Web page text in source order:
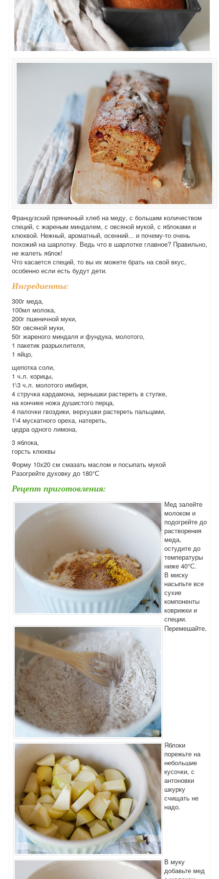
Французский пряничный хлеб на меду, с большим количеством
специй, с жареным миндалем, с овсяной мукой, с яблоками и
клюквой. Нежный, ароматный, осенний... и почему-то очень
похожий на шарлотку. Ведь что в шарлотке главное? Правильно,
не жалеть яблок!
Что касается специй, то вы их можете брать на свой вкус,
особенно если есть будут дети.
Ингредиенты:
300г меда,
100мл молока,
200г пшеничной муки,
50г овсяной муки,
50г жареного миндаля и фундука, молотого,
1 пакетик разрыхлителя,
1 яйцо,
щепотка соли,
1 ч.л. корицы,
1\3 ч.л. молотого имбиря,
4 стручка кардамона, зернышки растереть в ступке,
на кончике ножа душистого перца,
4 палочки гвоздики, верхушки растереть пальцами,
1\4 мускатного ореха, натереть,
цедра одного лимона,
3 яблока,
горсть клюквы
Форму 10х20 см смазать маслом и посыпать мукой
Разогрейте духовку до 180°С
Рецепт приготовления:
Мед залейте
молоком и
подогрейте до
растворения
меда,
остудите до
температуры
ниже 40°С.
В миску
насыпьте все
сухие
компоненты
коврижки и
специи.
Перемешайте.
Яблоки
порежьте на
небольшие
кусочки, с
антоновки
шкурку
счищать не
надо.
В муку
добавьте мед